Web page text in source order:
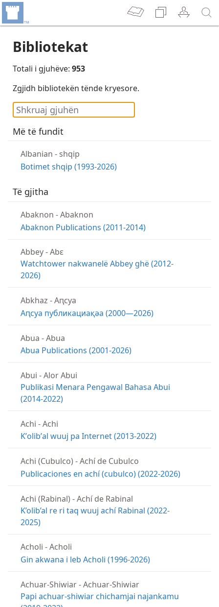
Bibliotekat
Totali i gjuhëve: 953
Zgjidh bibliotekën tënde kryesore.
Më të fundit
Albanian - shqip
Botimet shqip (1993-2026)
Të gjitha
Abaknon -Abaknon
Abaknon Publications (2011-2014)
Abbey-Abɛ
Watchtower nakwanelë Abbey ghë (2012-
2026)
Abkhaz -Аԥсуа
Аԥсуа публикациақәа (2000—2026)
Abua -Abua
Abua Publications (2001-2026)
Abui -Alor Abui
Publikasi Menara Pengawal Bahasa Abui
(2014-2022)
Achi -Achi
Kʼolibʼal wuuj pa Internet (2013-2022)
Achi (Cubulco) -Achí de Cubulco
Publicaciones en achí (cubulco) (2022-2026)
Achi (Rabinal) -Achí de Rabinal
K’olib’al re ri taq wuuj achí Rabinal (2022-
2025)
Acholi -Acholi
Gin akwana i leb Acholi (1996-2026)
Achuar-Shiwiar-Achuar-Shiwiar
Papi achuar-shiwiar chichamjai najankamu